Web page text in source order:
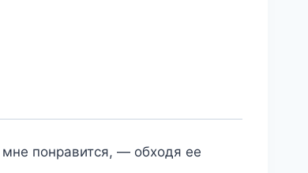
понравится, — обходя ее